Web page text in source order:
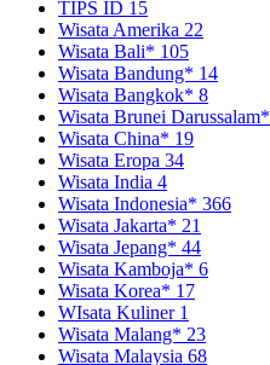
TIPS ID 15
Wisata Amerika 22
Wisata Bali* 105
Wisata Bandung* 14
Wisata Bangkok* 8
Wisata Brunei Darussalam*
Wisata China* 19
Wisata Eropa 34
Wisata India 4
Wisata Indonesia* 366
Wisata Jakarta* 21
Wisata Jepang* 44
Wisata Kamboja* 6
Wisata Korea* 17
WIsata Kuliner 1
Wisata Malang* 23
Wisata Malaysia 68